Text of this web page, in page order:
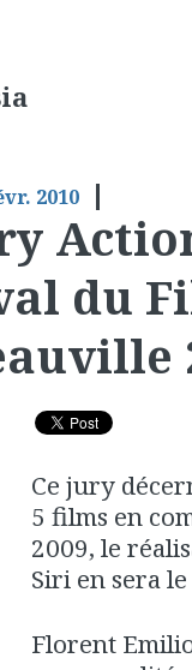
2010
du
Ce jury
5 films en
2009, le
Siri en sera
Florent